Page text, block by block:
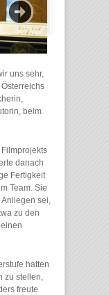
uns sehr,
beim
danach
Fertigkeit
Team. Sie
Anliegen sei,
zu den
hatten
zu stellen,
freute